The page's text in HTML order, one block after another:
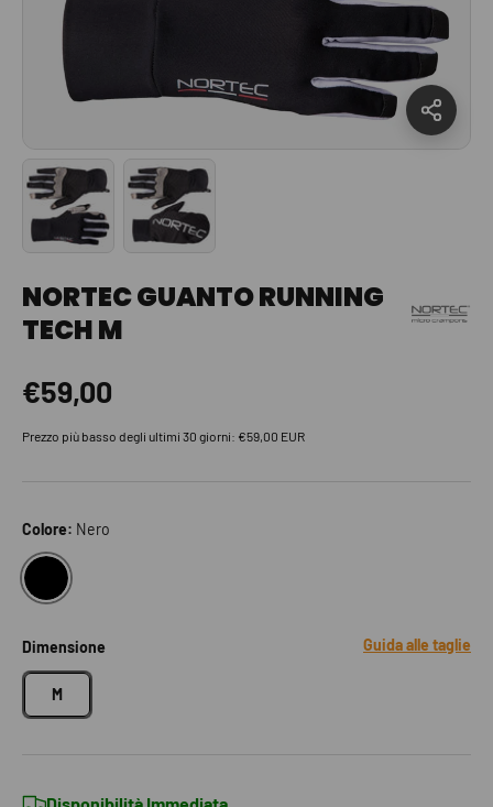
NORTEC GUANTO RUNNING
TECH M
Prezzo normale
€59,00
Prezzo più basso degli ultimi 30 giorni: €59,00 EUR
Colore: Nero
NERO
Dimensione Guida alle taglie
M